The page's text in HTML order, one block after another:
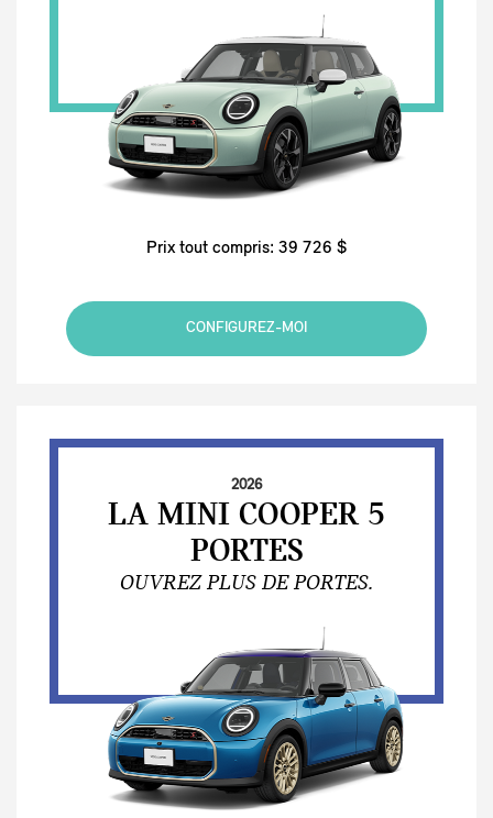
Prix tout compris: 39 726 $
CONFIGUREZ-MOI
2026
LA MINI COOPER 5
PORTES
OUVREZ PLUS DE PORTES.